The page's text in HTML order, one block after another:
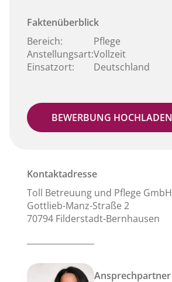
Faktenüberblick
Bereich:
Anstellungsart:
Einsatzort:
Pflege
Vollzeit
Deutschland
BEWERBUNG HOCHLADEN
Kontaktadresse
Toll Betreuung und Pflege GmbH
Gottlieb-Manz-Straße 2
70794 Filderstadt-Bernhausen
Ansprechpartner